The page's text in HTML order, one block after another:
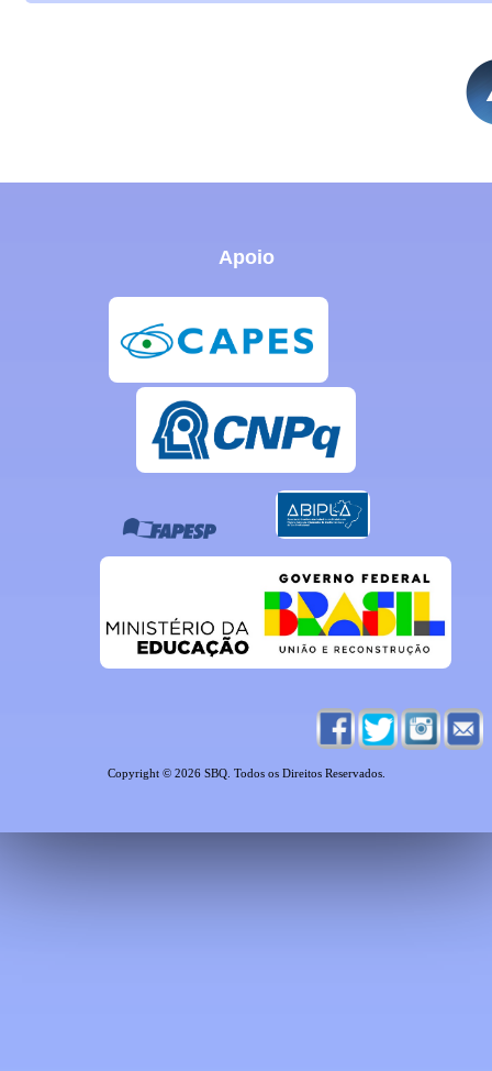
Apoio
Copyright © 2026 SBQ. Todos os Direitos Reservados.